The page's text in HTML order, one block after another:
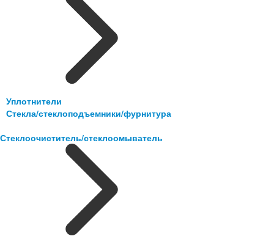
Уплотнители
Стекла/стеклоподъемники/фурнитура
Стеклоочиститель/стеклоомыватель